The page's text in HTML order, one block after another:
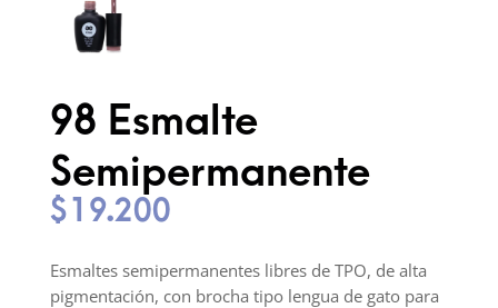
98 Esmalte
Semipermanente
$19.200
Esmaltes semipermanentes libres de TPO, de alta
pigmentación, con brocha tipo lengua de gato para